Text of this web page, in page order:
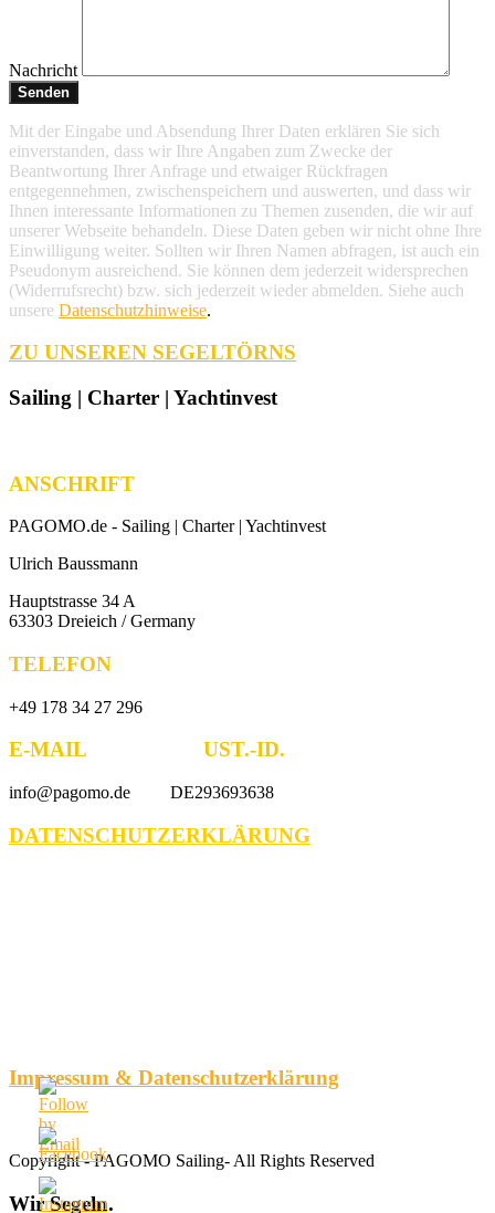
Nachricht
Mit der Eingabe und Absendung Ihrer Daten erklären Sie sich
einverstanden, dass wir Ihre Angaben zum Zwecke der
Beantwortung Ihrer Anfrage und etwaiger Rückfragen
entgegennehmen, zwischenspeichern und auswerten, und dass wir
Ihnen interessante Informationen zu Themen zusenden, die wir auf
unserer Webseite behandeln. Diese Daten geben wir nicht ohne Ihre
Einwilligung weiter. Sollten wir Ihren Namen abfragen, ist auch ein
Pseudonym ausreichend. Sie können dem jederzeit widersprechen
(Widerrufsrecht) bzw. sich jederzeit wieder abmelden. Siehe auch
unsere Datenschutzhinweise.
ZU UNSEREN SEGELTÖRNS
Sailing | Charter | Yachtinvest
ANSCHRIFT
PAGOMO.de - Sailing | Charter | Yachtinvest
Ulrich Baussmann
Hauptstrasse 34 A
63303 Dreieich / Germany
TELEFON
+49 178 34 27 296
E-MAIL UST.-ID.
info@pagomo.de DE293693638
DATENSCHUTZERKLÄRUNG
Impressum & Datenschutzerklärung
Copyright - PAGOMO Sailing- All Rights Reserved
WirSegeln.